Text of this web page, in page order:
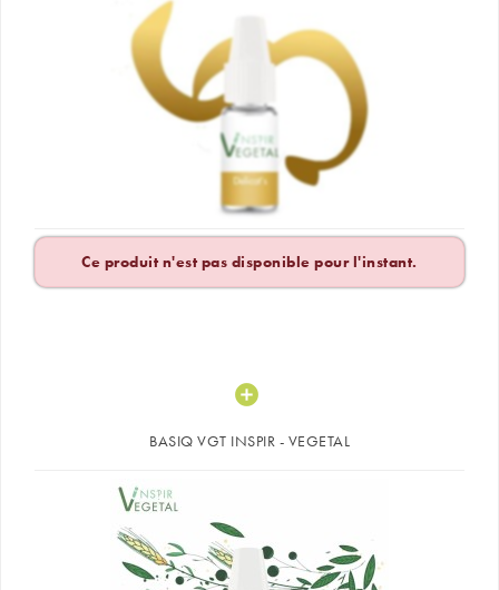
Ce produit n'est pas disponible pour l'instant.
BASIQ VGT INSPIR - VEGETAL